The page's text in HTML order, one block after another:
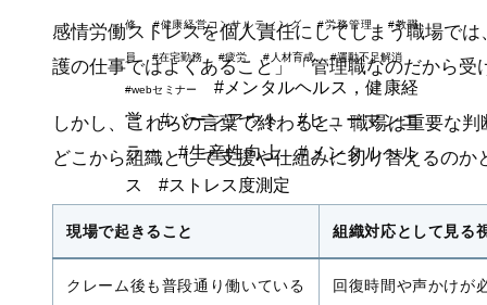
感情労働ストレスを個人責任にしてしまう職場で
護の仕事ではよくあること」「管理職なのだから
しかし、これらの言葉で終わると、職場は重要な
どこから組織として支援や仕組みに切り替えるのか
現場で起きること 組織対応として見る
クレーム後も普段通り働いている 回復時間や声かけが
修 #健康経営コンサルティング #労務管理 #教職
員 #在宅勤務 #疲労 #人材育成 #運動不足解消
#webセミナー
#メンタルヘルス，健康経
営
#バーンアウト
#ヒューマンエ
ラー
#生産性向上
#メンタルヘル
ス
#ストレス度測定